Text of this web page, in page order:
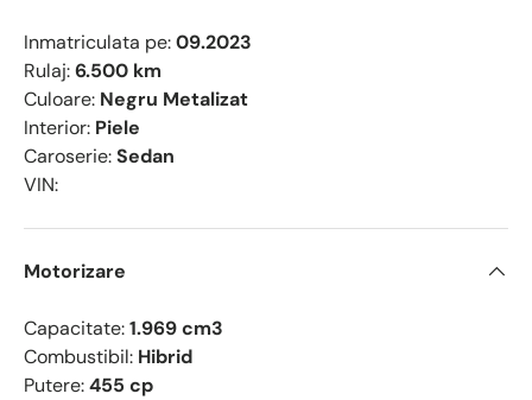
Inmatriculata pe:09.2023
Rulaj:6.500 km
Culoare: Negru Metalizat
Interior: Piele
Caroserie:Sedan
VIN:
Motorizare
Capacitate:1.969 cm3
Combustibil: Hibrid
Putere:455 cp